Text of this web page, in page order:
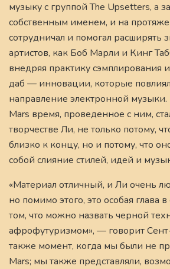
музыку с группой The Upsetters, а
собственным именем, и на
сотрудничал и помогал расширять
артистов, как Боб Марли и Кинг
внедряя практику сэмплирования
даб — инновации, которые
направление электронной музыки.
Mars время, проведенное с ним,
творчестве Ли, не только потому,
близко к концу, но и потому, что
собой слияние стилей, идей и
«Материал отличный, и Ли очень
но помимо этого, это особая глава
том, что можно назвать черной
афрофутуризмом», — говорит
также момент, когда мы были не
Mars; мы также представляли,